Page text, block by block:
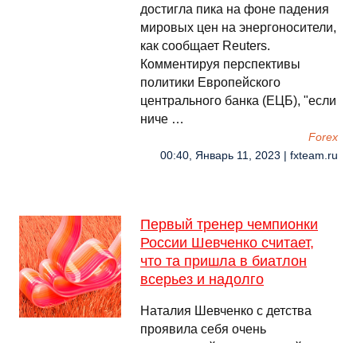
достигла пика на фоне падения
мировых цен на энергоносители,
как сообщает Reuters.
Комментируя перспективы
политики Европейского
центрального банка (ЕЦБ), "если
ниче …
Forex
00:40, Январь 11, 2023 | fxteam.ru
Первый тренер чемпионки
России Шевченко считает,
что та пришла в биатлон
всерьез и надолго
Наталия Шевченко с детства
проявила себя очень